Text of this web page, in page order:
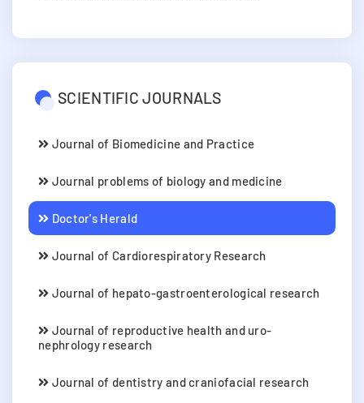
SCIENTIFIC JOURNALS
Journal of Biomedicine and Practice
Journal problems of biology and medicine
Doctor's Herald
Journal of Cardiorespiratory Research
Journal of hepato-gastroenterological research
Journal of reproductive health and uro-
nephrology research
Journal of dentistry and craniofacial research